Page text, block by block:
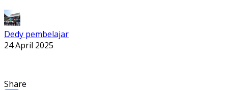
Dedy pembelajar
24 April 2025
Share